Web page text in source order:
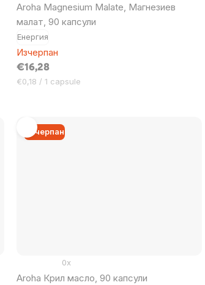
Aroha Magnesium Malate, Магнезиев
малат, 90 капсули
Енергия
Изчерпан
€16,28
Цена
€0,18 / 1 capsule
Изчерпан
Aroha Крил масло, 90 капсули
0x